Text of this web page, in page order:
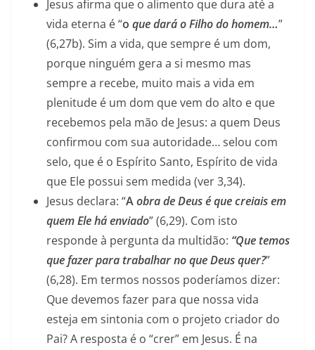
Jesus afirma que o alimento que dura até a
vida eterna é “o que dará o Filho do homem…”
(6,27b). Sim a vida, que sempre é um dom,
porque ninguém gera a si mesmo mas
sempre a recebe, muito mais a vida em
plenitude é um dom que vem do alto e que
recebemos pela mão de Jesus: a quem Deus
confirmou com sua autoridade… selou com
selo, que é o Espírito Santo, Espírito de vida
que Ele possui sem medida (ver 3,34).
Jesus declara: “Aobra de Deus é que creiais em
quem Ele há enviado” (6,29). Com isto
responde à pergunta da multidão: “Que temos
que fazer para trabalhar no que Deus quer?”
(6,28). Em termos nossos poderíamos dizer:
Que devemos fazer para que nossa vida
esteja em sintonia com o projeto criador do
Pai? A resposta é o “crer” em Jesus. É na